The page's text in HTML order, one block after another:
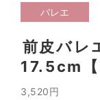
バレエ
前皮バ
17.5cm
3,520円